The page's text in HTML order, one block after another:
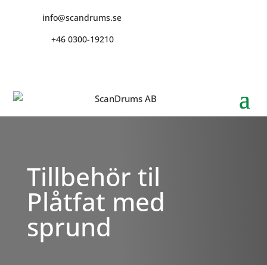
info@scandrums.se
+46 0300-19210
Tillbehör til
Plåtfat med
sprund